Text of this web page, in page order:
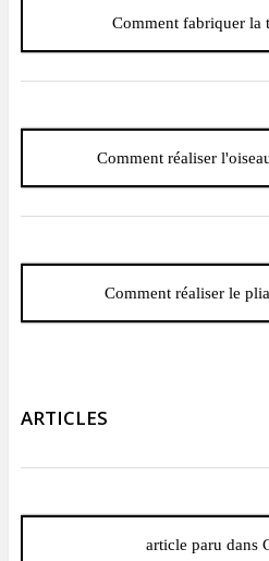
Comment fabriquer la
Comment réaliser
Comment réaliser le
ARTICLES
article paru dans